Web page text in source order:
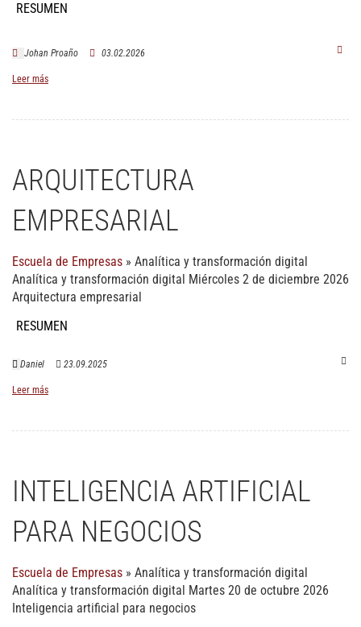
RESUMEN
Johan Proaño 03.02.2026
Leer más
ARQUITECTURA
EMPRESARIAL
Escuela de Empresas » Analítica y transformación digital
Analítica y transformación digital Miércoles 2 de diciembre 2026
Arquitectura empresarial
RESUMEN
Daniel 23.09.2025
Leer más
INTELIGENCIA ARTIFICIAL
PARA NEGOCIOS
Escuela de Empresas » Analítica y transformación digital
Analítica y transformación digital Martes 20 de octubre 2026
Inteligencia artificial para negocios